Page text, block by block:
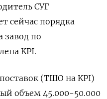
СУГ
сейчас порядка
завод по
KPI.
(ТШО на KPI)
объем 45.000-50.000